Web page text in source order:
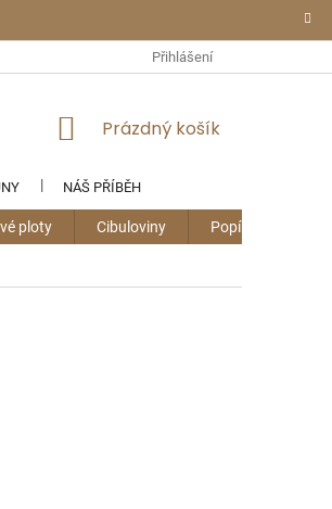
NÁŠ PŘÍBĚH
Přihlášení
NÁKUPNÍ
Prázdný košík
ploty Cibuloviny Popínavky